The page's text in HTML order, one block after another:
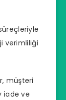
verimliliği
müşteri
iade ve